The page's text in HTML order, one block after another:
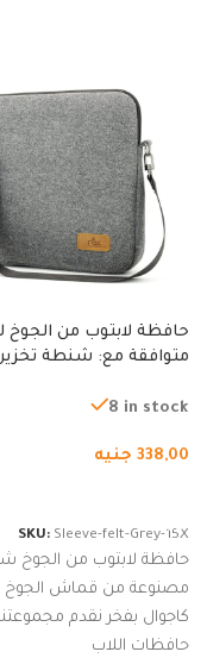
حافظة لابتوب من الجوخ
متوافقة مع: شنطة
من الجوخ لجهاز نوت بوك
8 in stock
338,00 جنيه
SKU: Sleeve-felt-Grey-15X
حافظة لابتوب من الجوخ
مصنوعة من قماش
كاجوال بفخر نقدم
حافظات اللاب